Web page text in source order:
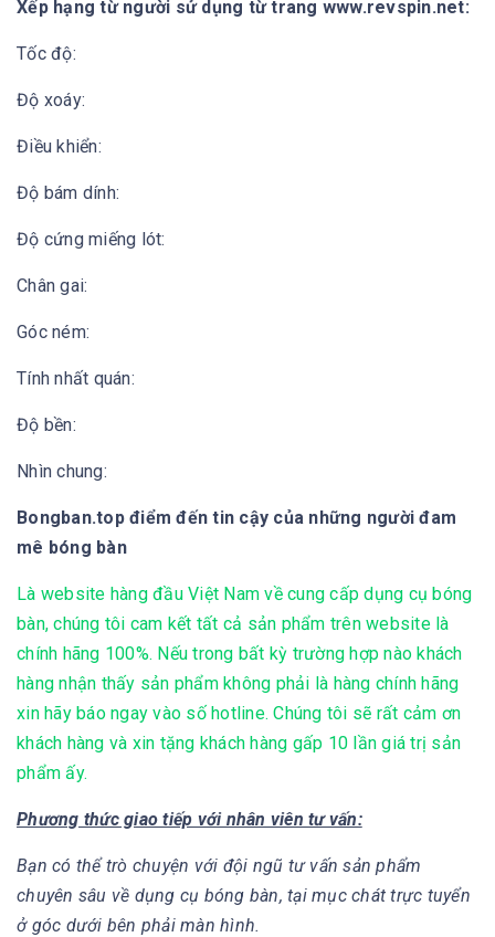
Xếp hạng từ người sử dụng từ trang www.revspin.net:
Tốc độ:
Độ xoáy:
Điều khiển:
Độ bám dính:
Độ cứng miếng lót:
Chân gai:
Góc ném:
Tính nhất quán:
Độ bền:
Nhìn chung:
Bongban.top điểm đến tin cậy của những người đam
mê bóng bàn
Là website hàng đầu Việt Nam về cung cấp dụng cụ bóng
bàn, chúng tôi cam kết tất cả sản phẩm trên website là
chính hãng 100%. Nếu trong bất kỳ trường hợp nào khách
hàng nhận thấy sản phẩm không phải là hàng chính hãng
xin hãy báo ngay vào số hotline. Chúng tôi sẽ rất cảm ơn
khách hàng và xin tặng khách hàng gấp 10 lần giá trị sản
phẩm ấy.
Phương thức giao tiếp với nhân viên tư vấn:
Bạn có thể trò chuyện với đội ngũ tư vấn sản phẩm
chuyên sâu về dụng cụ bóng bàn, tại mục chát trực tuyển
ở góc dưới bên phải màn hình.